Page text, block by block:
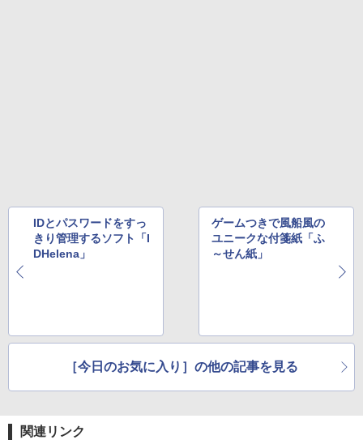
IDとパスワードをすっ
きり管理するソフト「I
DHelena」
ゲームつきで風船風の
ユニークな付箋紙「ふ
～せん紙」
［今日のお気に入り］の他の記事を見る
関連リンク